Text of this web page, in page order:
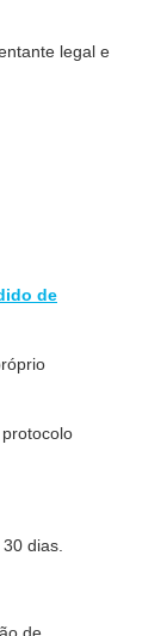
legal e
de
dias.